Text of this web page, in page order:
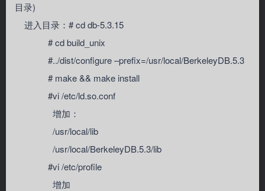
目录)
进入目录：# cd db-5.3.15
# cd build_unix
#../dist/configure –prefix=/usr/local/BerkeleyDB.5.3
# make && make install
#vi /etc/ld.so.conf
增加：
/usr/local/lib
/usr/local/BerkeleyDB.5.3/lib
#vi /etc/profile
增加